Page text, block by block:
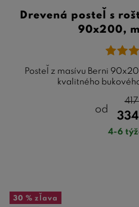
Drevená posteľ s
90x200,
Posteľ z masívu Berni
kvalitného
od
4-6
30 % zľava